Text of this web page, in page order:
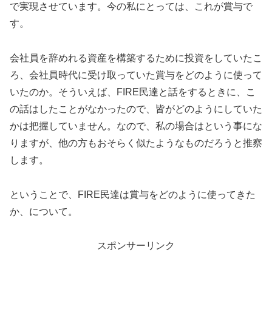
で実現させています。今の私にとっては、これが賞与で
す。
会社員を辞めれる資産を構築するために投資をしていたこ
ろ、会社員時代に受け取っていた賞与をどのように使って
いたのか。そういえば、FIRE民達と話をするときに、こ
の話はしたことがなかったので、皆がどのようにしていた
かは把握していません。なので、私の場合はという事にな
りますが、他の方もおそらく似たようなものだろうと推察
します。
ということで、FIRE民達は賞与をどのように使ってきた
か、について。
スポンサーリンク